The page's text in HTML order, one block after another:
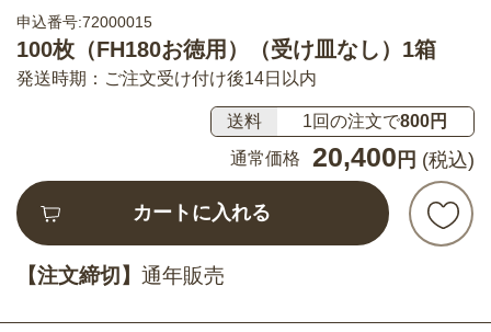
申込番号:72000015
100枚（FH180お徳用）（受け皿なし）1箱
発送時期：ご注文受け付け後14日以内
送料 1回の注文で800円
通常価格
20,400 円 (税込)
カートに入れる
【注文締切】 通年販売